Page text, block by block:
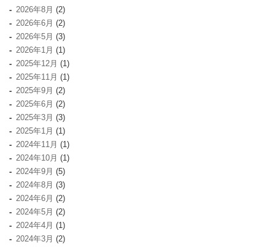
2026年8月 (2)
2026年6月 (2)
2026年5月 (3)
2026年1月 (1)
2025年12月 (1)
2025年11月 (1)
2025年9月 (2)
2025年6月 (2)
2025年3月 (3)
2025年1月 (1)
2024年11月 (1)
2024年10月 (1)
2024年9月 (5)
2024年8月 (3)
2024年6月 (2)
2024年5月 (2)
2024年4月 (1)
2024年3月 (2)